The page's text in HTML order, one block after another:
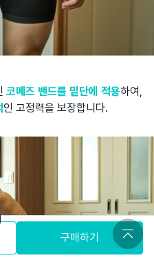
코메즈 밴드를 밑단에 적용하여,
인 고정력을 보장합니다.
구매하기